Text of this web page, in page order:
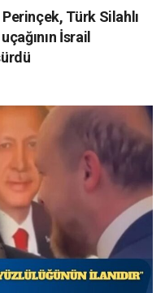
Perinçek, Türk Silahlı
İsrail